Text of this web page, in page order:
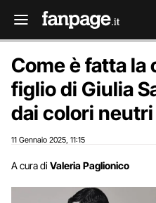
Come è fatta la
figlio di Giulia
dai colori
11 Gennaio 2025 11:15
A cura di Valeria Paglionico